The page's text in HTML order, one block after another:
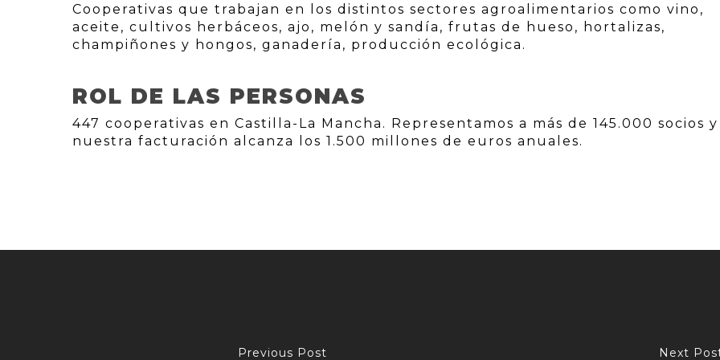
Cooperativas que trabajan en los distintos sectores agroalimentarios como vino,
aceite, cultivos herbáceos, ajo, melón y sandía, frutas de hueso, hortalizas,
champiñones y hongos, ganadería, producción ecológica.
ROL DE LAS PERSONAS
447 cooperativas en Castilla-La Mancha. Representamos a más de 145.000 socios y
nuestra facturación alcanza los 1.500 millones de euros anuales.
Previous Post Next